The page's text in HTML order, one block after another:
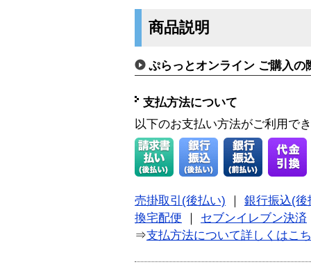
商品説明
ぷらっとオンライン ご購入の
支払方法について
以下のお支払い方法がご利用で
売掛取引(後払い)
銀行振込(後
換宅配便
セブンイレブン決済
⇒支払方法について詳しくはこ